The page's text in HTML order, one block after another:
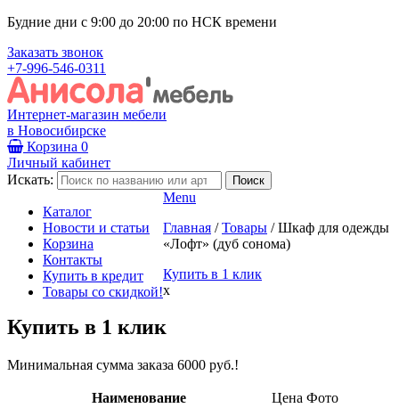
Будние дни с 9:00 до 20:00 по НСК времени
Заказать звонок
+7-996-546-0311
Интернет-магазин мебели
в Новосибирске
Корзина 0
Личный кабинет
Искать:
Каталог
Новости и статьи
Корзина
Контакты
Купить в кредит
Товары со скидкой!
Menu
Главная / Товары / Шкаф для одежды
«Лофт» (дуб сонома)
Купить в 1 клик
x
Купить в 1 клик
Минимальная сумма заказа 6000 руб.!
Наименование Цена Фото